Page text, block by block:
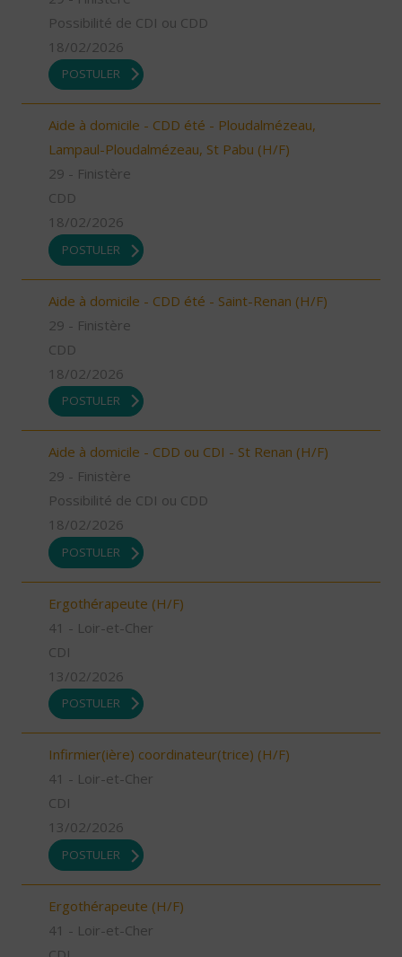
Possibilité de CDI ou CDD
18/02/2026
POSTULER
Aide à domicile - CDD été - Ploudalmézeau,
Lampaul-Ploudalmézeau, St Pabu (H/F)
29 - Finistère
CDD
18/02/2026
POSTULER
Aide à domicile - CDD été - Saint-Renan (H/F)
29 - Finistère
CDD
18/02/2026
POSTULER
Aide à domicile - CDD ou CDI - St Renan (H/F)
29 - Finistère
Possibilité de CDI ou CDD
18/02/2026
POSTULER
Ergothérapeute (H/F)
41 - Loir-et-Cher
CDI
13/02/2026
POSTULER
Infirmier(ière) coordinateur(trice) (H/F)
41 - Loir-et-Cher
CDI
13/02/2026
POSTULER
Ergothérapeute (H/F)
41 - Loir-et-Cher